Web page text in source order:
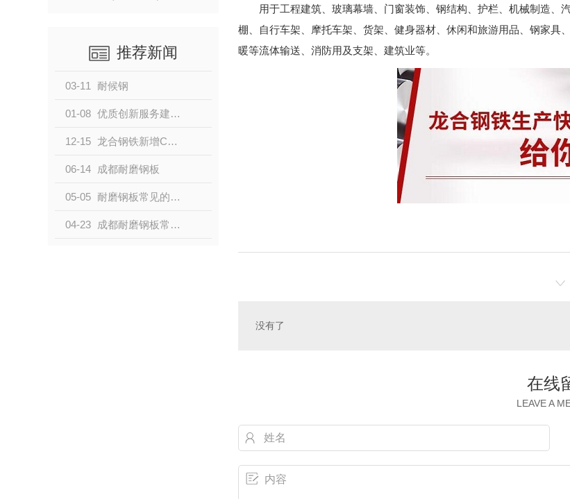
推荐新闻
03-11 耐候钢
01-08 优质创新服务建筑工程，龙合钢铁新推高耐蚀性材料 —Q355GNHD
12-15 龙合钢铁新增C级耐候产品
06-14 成都耐磨钢板
05-05 耐磨钢板常见的磨损类型有哪些？
04-23 成都耐磨钢板常见的磨损类型有哪些？
用于工程建筑、玻璃幕墙、门窗装饰、钢结构、护栏、机械制造
棚、自行车架、摩托车架、货架、健身器材、休闲和旅游用品、钢家
暖等流体输送、消防用及支架、建筑业等。
没有了
在线
LEAVE A